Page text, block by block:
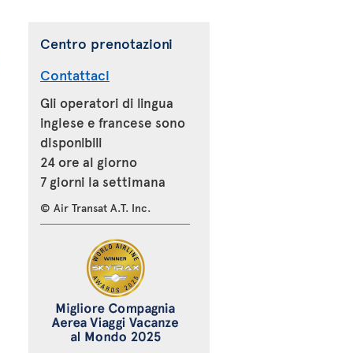
Centro prenotazioni
Contattaci
Gli operatori di lingua
inglese e francese sono
disponibili
24 ore al giorno
7 giorni la settimana
© Air Transat A.T. Inc.